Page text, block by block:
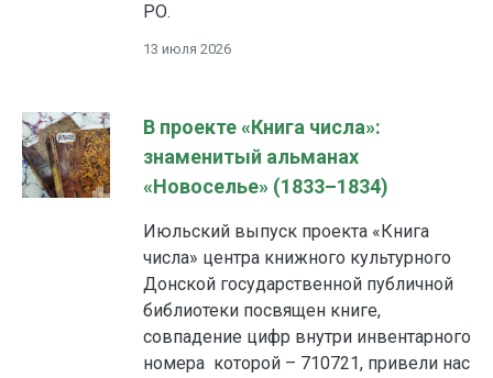
РО.
13 июля 2026
В проекте «Книга числа»:
знаменитый альманах
«Новоселье» (1833–1834)
Июльский выпуск проекта «Книга
числа» центра книжного культурного
Донской государственной публичной
библиотеки посвящен книге,
совпадение цифр внутри инвентарного
номера которой – 710721, привели нас